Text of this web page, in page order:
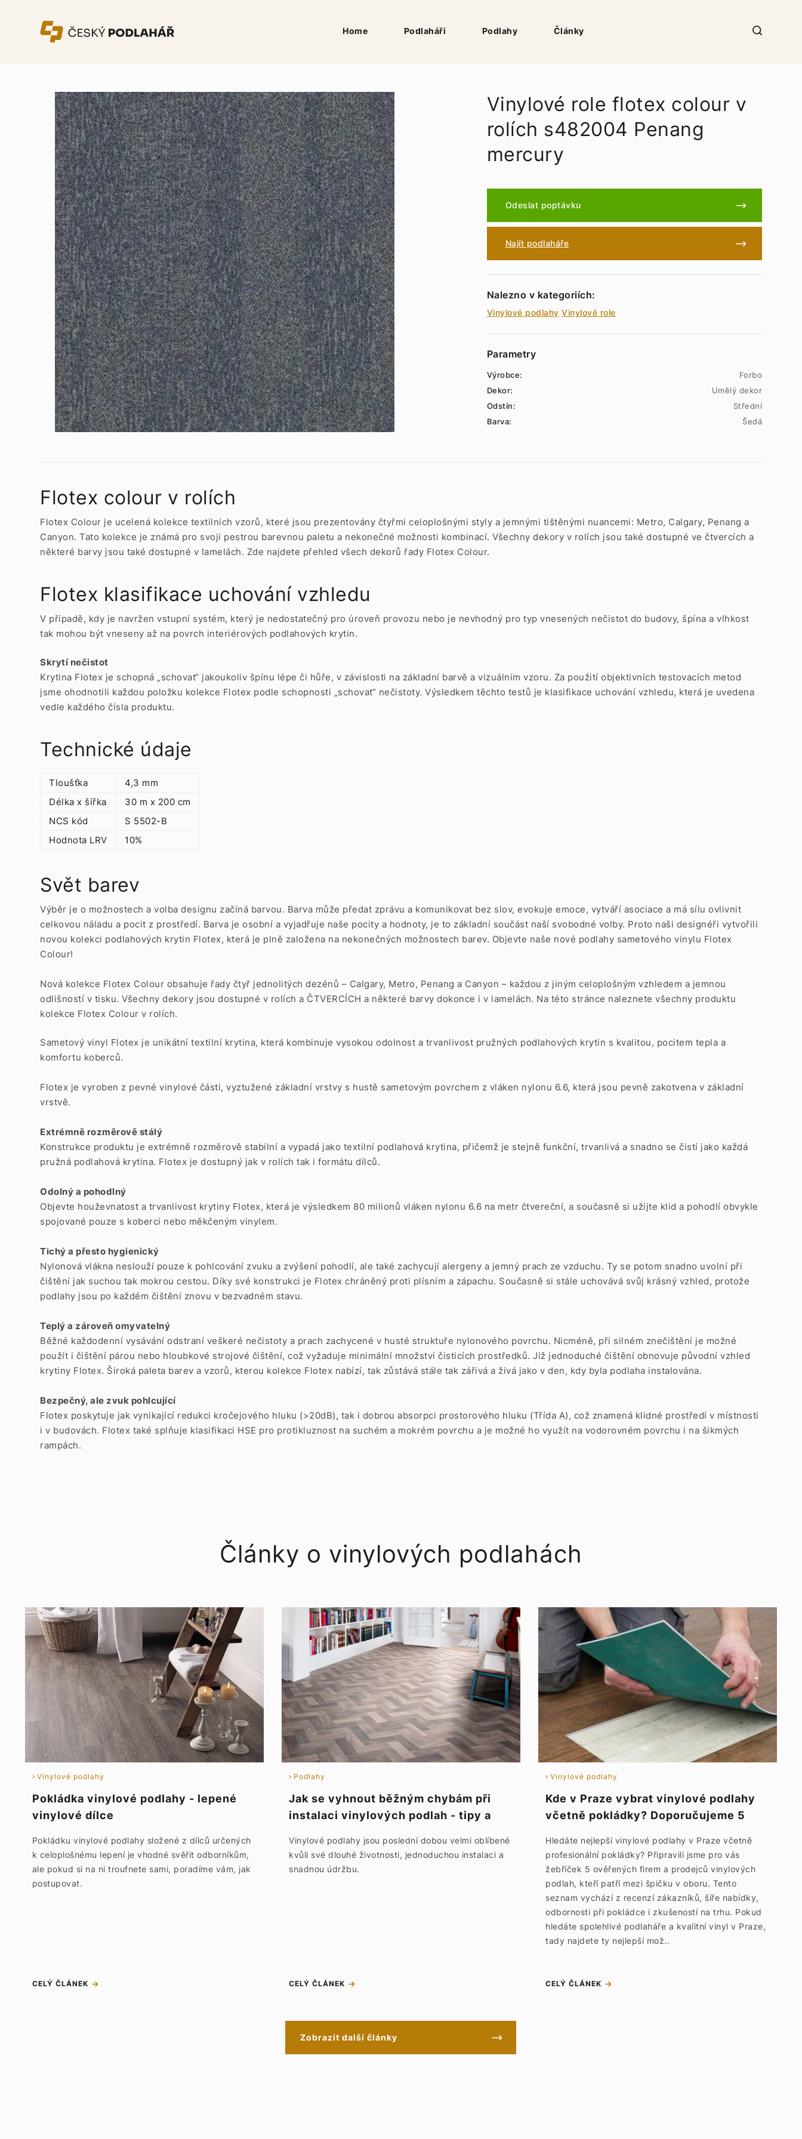
Home Podlaháři Podlahy Články
Vinylové role flotex colour v
rolích s482004 Penang
mercury
Odeslat poptávku
Najít podlaháře
Nalezno v kategoriích:
Vinylové podlahy Vinylové role
Parametry
Výrobce:
Forbo
Dekor:
Umělý dekor
Odstín:
Střední
Barva:
Šedá
Flotex colour v rolích
Flotex Colour je ucelená kolekce textilních vzorů, které jsou prezentovány čtyřmi celoplošnými styly a jemnými tištěnými nuancemi: Metro, Calgary, Penang a
Canyon. Tato kolekce je známá pro svoji pestrou barevnou paletu a nekonečné možnosti kombinací. Všechny dekory v rolích jsou také dostupné ve čtvercích a
některé barvy jsou také dostupné v lamelách. Zde najdete přehled všech dekorů řady Flotex Colour.
Flotex klasifikace uchování vzhledu
V případě, kdy je navržen vstupní systém, který je nedostatečný pro úroveň provozu nebo je nevhodný pro typ vnesených nečistot do budovy, špína a vlhkost
tak mohou být vneseny až na povrch interiérových podlahových krytin.
Skrytí nečistot
Krytina Flotex je schopná „schovat“ jakoukoliv špínu lépe či hůře, v závislosti na základní barvě a vizuálním vzoru. Za použití objektivních testovacích metod
jsme ohodnotili každou položku kolekce Flotex podle schopnosti „schovat“ nečistoty. Výsledkem těchto testů je klasifikace uchování vzhledu, která je uvedena
vedle každého čísla produktu.
Technické údaje
Tloušťka
4,3 mm
Délka x šířka
30 m x 200 cm
NCS kód
S 5502-B
Hodnota LRV
10%
Svět barev
Výběr je o možnostech a volba designu začíná barvou. Barva může předat zprávu a komunikovat bez slov, evokuje emoce, vytváří asociace a má sílu ovlivnit
celkovou náladu a pocit z prostředí. Barva je osobní a vyjadřuje naše pocity a hodnoty, je to základní součást naší svobodné volby. Proto naši designéři vytvořili
novou kolekci podlahových krytin Flotex, která je plně založena na nekonečných možnostech barev. Objevte naše nové podlahy sametového vinylu Flotex
Colour!
Nová kolekce Flotex Colour obsahuje řady čtyř jednolitých dezénů – Calgary, Metro, Penang a Canyon – každou z jiným celoplošným vzhledem a jemnou
odlišností v tisku. Všechny dekory jsou dostupné v rolích a ČTVERCÍCH a některé barvy dokonce i v lamelách. Na této stránce naleznete všechny produktu
kolekce Flotex Colour v rolích.
Sametový vinyl Flotex je unikátní textilní krytina, která kombinuje vysokou odolnost a trvanlivost pružných podlahových krytin s kvalitou, pocitem tepla a
komfortu koberců.
Flotex je vyroben z pevné vinylové části, vyztužené základní vrstvy s hustě sametovým povrchem z vláken nylonu 6.6, která jsou pevně zakotvena v základní
vrstvě.
Extrémně rozměrově stálý
Konstrukce produktu je extrémně rozměrově stabilní a vypadá jako textilní podlahová krytina, přičemž je stejně funkční, trvanlivá a snadno se čistí jako každá
pružná podlahová krytina. Flotex je dostupný jak v rolích tak i formátu dílců.
Odolný a pohodlný
Objevte houževnatost a trvanlivost krytiny Flotex, která je výsledkem 80 milionů vláken nylonu 6.6 na metr čtvereční, a současně si užijte klid a pohodlí obvykle
spojované pouze s koberci nebo měkčeným vinylem.
Tichý a přesto hygienický
Nylonová vlákna neslouží pouze k pohlcování zvuku a zvýšení pohodlí, ale také zachycují alergeny a jemný prach ze vzduchu. Ty se potom snadno uvolní při
čištění jak suchou tak mokrou cestou. Díky své konstrukci je Flotex chráněný proti plísním a zápachu. Současně si stále uchovává svůj krásný vzhled, protože
podlahy jsou po každém čištění znovu v bezvadném stavu.
Teplý a zároveň omyvatelný
Běžné každodenní vysávání odstraní veškeré nečistoty a prach zachycené v husté struktuře nylonového povrchu. Nicméně, při silném znečištění je možné
použít i čištění párou nebo hloubkové strojové čištění, což vyžaduje minimální množství čisticích prostředků. Již jednoduché čištění obnovuje původní vzhled
krytiny Flotex. Široká paleta barev a vzorů, kterou kolekce Flotex nabízí, tak zůstává stále tak zářivá a živá jako v den, kdy byla podlaha instalována.
Bezpečný, ale zvuk pohlcující
Flotex poskytuje jak vynikající redukci kročejového hluku (>20dB), tak i dobrou absorpci prostorového hluku (Třída A), což znamená klidné prostředí v místnosti
i v budovách. Flotex také splňuje klasifikaci HSE pro protikluznost na suchém a mokrém povrchu a je možné ho využít na vodorovném povrchu i na šikmých
rampách.
Články o vinylových podlahách
Vinylové podlahy
Pokládka vinylové podlahy - lepené
vinylové dílce
Pokládku vinylové podlahy složené z dílců určených
k celoplošnému lepení je vhodné svěřit odborníkům,
ale pokud si na ni troufnete sami, poradíme vám, jak
postupovat.
CELÝ ČLÁNEK
Podlahy
Jak se vyhnout běžným chybám při
instalaci vinylových podlah - tipy a
Vinylové podlahy jsou poslední dobou velmi oblíbené
kvůli své dlouhé životnosti, jednoduchou instalaci a
snadnou údržbu.
CELÝ ČLÁNEK
Vinylové podlahy
Kde v Praze vybrat vinylové podlahy
včetně pokládky? Doporučujeme 5
Hledáte nejlepší vinylové podlahy v Praze včetně
profesionální pokládky? Připravili jsme pro vás
žebříček 5 ověřených firem a prodejců vinylových
podlah, kteří patří mezi špičku v oboru. Tento
seznam vychází z recenzí zákazníků, šíře nabídky,
odbornosti při pokládce i zkušeností na trhu. Pokud
hledáte spolehlivé podlaháře a kvalitní vinyl v Praze,
tady najdete ty nejlepší mož..
CELÝ ČLÁNEK
Zobrazit další články